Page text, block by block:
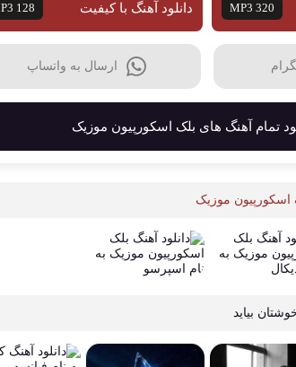
MP3 320 دانلود آهنگ با کیفیت 128
ارسال به واتساپ
تمام آهنگ های بلک اسکورپیون موزیک
اسکورپیون موزیک
بیاید